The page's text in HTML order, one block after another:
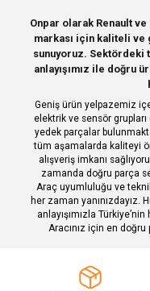
Ürün resmi kalitesiz,
Ürün açıklamasında
Ürün bilgilerinde hatalar
Ürün fiyatı diğer
Bu ürüne benzer farklı
Onpar olarak Renault
markası için kaliteli
sunuyoruz. Sektördeki
anlayışımız ile doğru
Geniş ürün yelpazemiz
elektrik ve sensör
yedek parçalar
tüm aşamalarda kaliteyi
alışveriş imkanı
zamanda doğru parça
Araç uyumluluğu ve
her zaman yanınızdayız.
anlayışımızla
Aracınız için en doğru